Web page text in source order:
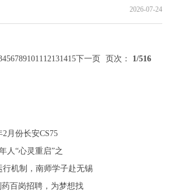
2026-07-24
456789101112131415下一页 页次： 1/516
月份长安CS75
人“心灵重启”之
机制，南师学子赴无锡
药百岗招聘，为梦想找